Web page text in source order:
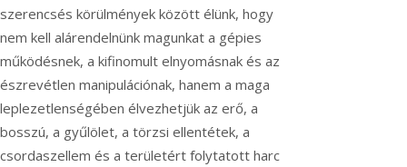
szerencsés körülmények között élünk, hogy
nem kell alárendelnünk magunkat a gépies
működésnek, a kifinomult elnyomásnak és az
észrevétlen manipulációnak, hanem a maga
leplezetlenségében élvezhetjük az erő, a
bosszú, a gyűlölet, a törzsi ellentétek, a
csordaszellem és a területért folytatott harc